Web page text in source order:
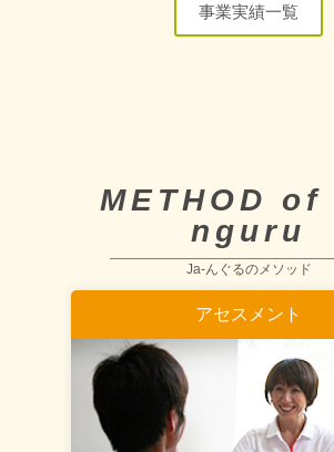
事業実績一覧
METHOD of
nguru
Ja-んぐるのメソッド
アセスメント